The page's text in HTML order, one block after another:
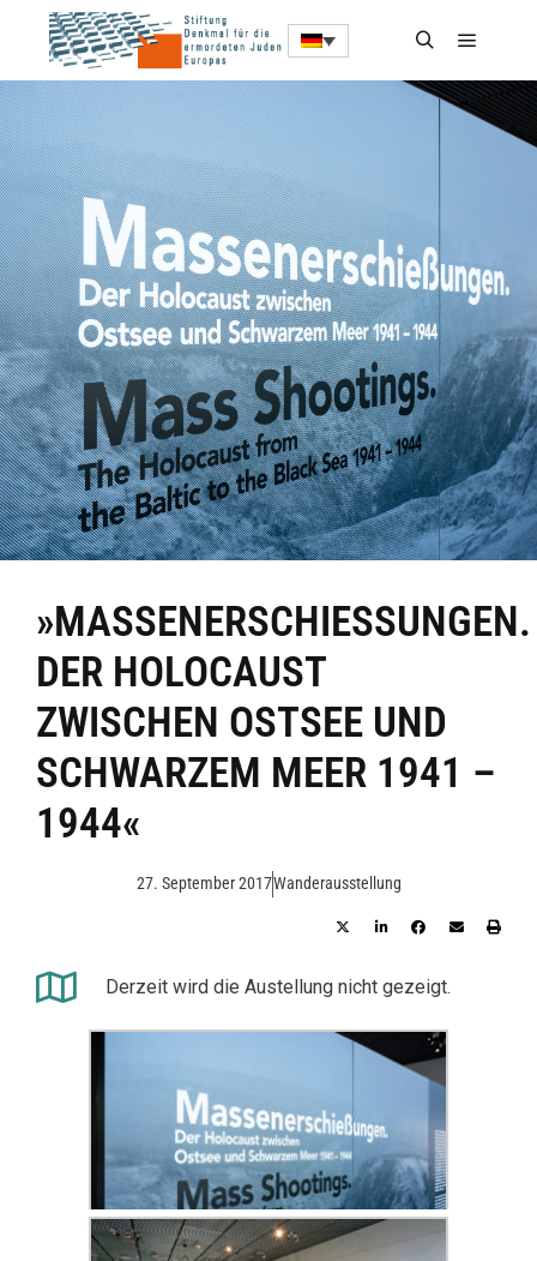
»MASSENERSCHIESSUNGEN. D
ER HOLOCAUST Z
WISCHEN OSTSEE UND S
CHWARZEM MEER 1941 – 1
944«
27. September 2017Wanderausstellung
Derzeit wird die Austellung nicht gezeigt.